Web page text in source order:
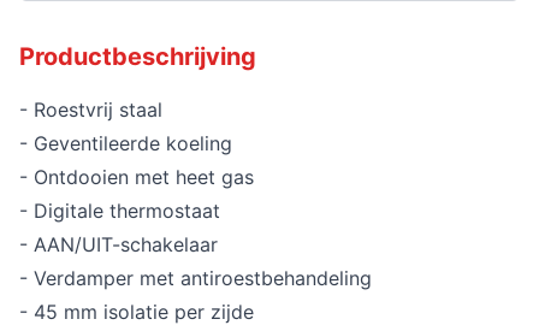
Productbeschrijving
- Roestvrij staal
- Geventileerde koeling
- Ontdooien met heet gas
- Digitale thermostaat
- AAN/UIT-schakelaar
- Verdamper met antiroestbehandeling
- 45 mm isolatie per zijde